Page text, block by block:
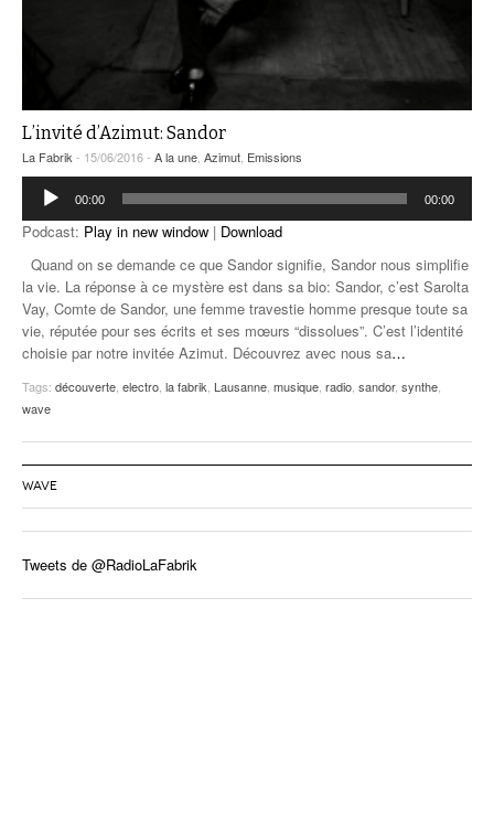
L’invité d’Azimut: Sandor
La Fabrik - 15/06/2016 - A la une Azimut Emissions
Lecteur
audio
00:00 00:00
Podcast: Play in new window | Download
Quand on se demande ce que Sandor signifie, Sandor nous simplifie
la vie. La réponse à ce mystère est dans sa bio: Sandor, c’est Sarolta
Vay, Comte de Sandor, une femme travestie homme presque toute sa
vie, réputée pour ses écrits et ses mœurs “dissolues”. C’est l’identité
choisie par notre invitée Azimut. Découvrez avec nous sa…
Tags: découverte electro la fabrik Lausanne musique radio sandor, synthe
wave
WAVE
Tweets de @RadioLaFabrik